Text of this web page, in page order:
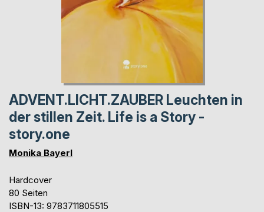
ADVENT.LICHT.ZAUBER Leuchten in
der stillen Zeit. Life is a Story -
story.one
Monika Bayerl
Hardcover
80 Seiten
ISBN-13: 9783711805515